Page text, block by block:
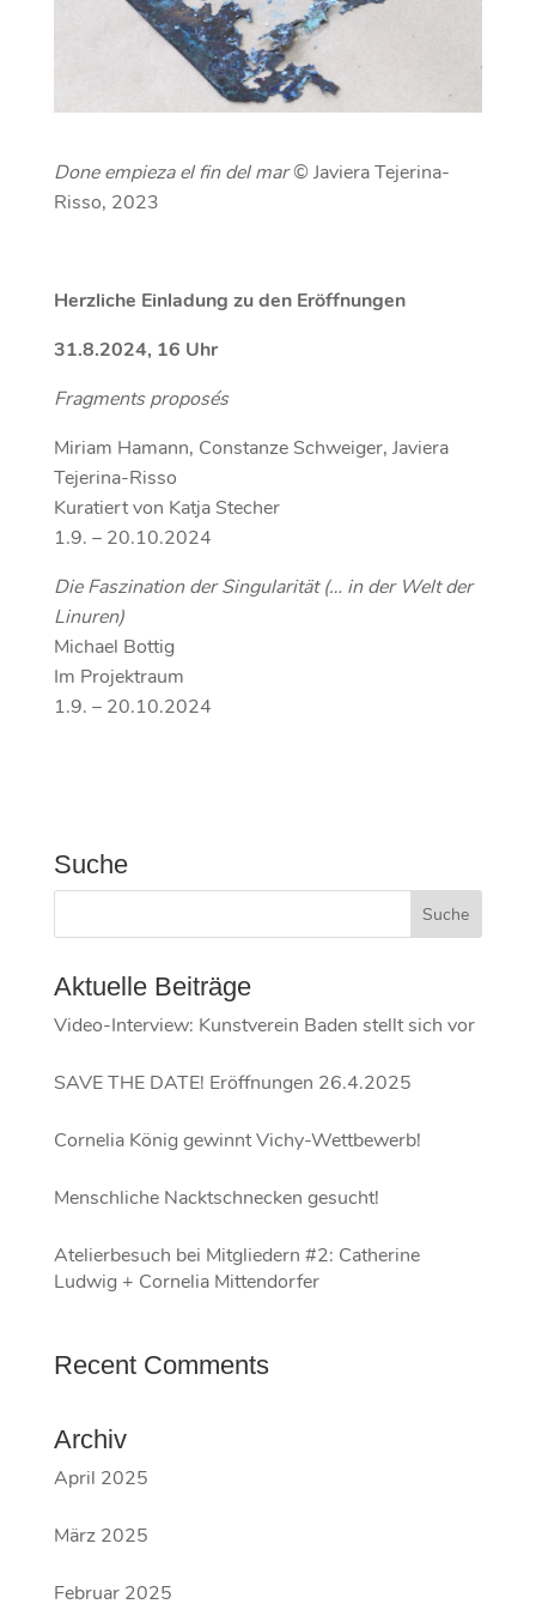
Done empieza el fin del mar© Javiera Tejerina-
Risso, 2023
Herzliche Einladung zu den Eröffnungen
31.8.2024, 16 Uhr
Fragments proposés
Miriam Hamann, Constanze Schweiger, Javiera
Tejerina-Risso
Kuratiert von Katja Stecher
1.9. – 20.10.2024
Die Faszination der Singularität (… in der Welt der
Linuren)
Michael Bottig
Im Projektraum
1.9. – 20.10.2024
Suche
Aktuelle Beiträge
Video-Interview: Kunstverein Baden stellt sich vor
SAVE THE DATE! Eröffnungen 26.4.2025
Cornelia König gewinnt Vichy-Wettbewerb!
Menschliche Nacktschnecken gesucht!
Atelierbesuch bei Mitgliedern #2: Catherine
Ludwig + Cornelia Mittendorfer
Recent Comments
Archiv
April 2025
März 2025
Februar 2025